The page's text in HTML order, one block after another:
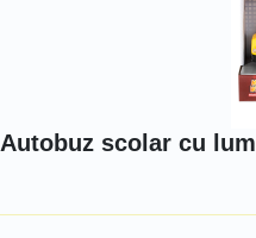
Autobuz scolar cu